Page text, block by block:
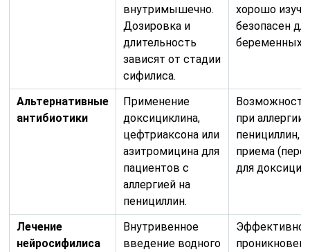
внутримышечно.
Дозировка и
длительность
зависят от стадии
сифилиса.
хорошо
безопасен
беременных.
Альтернативные
антибиотики
Применение
доксициклина,
цефтриаксона или
азитромицина для
пациентов с
аллергией на
пенициллин.
Возможность
при аллергии
пенициллин,
приема
для
Лечение
нейросифилиса
Внутривенное
введение водного